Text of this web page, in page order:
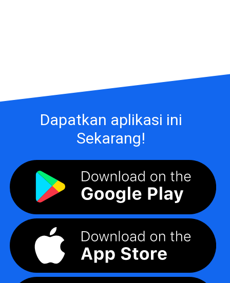
Dapatkan aplikasi ini
Sekarang!